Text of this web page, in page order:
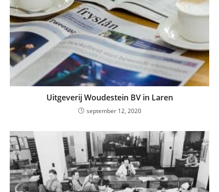
Uitgeverij Woudestein BV in Laren
september 12, 2020